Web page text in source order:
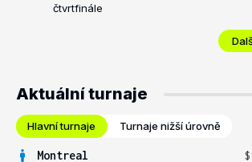
čtvrtfinále
Aktuální turnaje
Hlavní turnaje Turnaje nižší úrovně
Montreal